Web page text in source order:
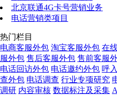
北京联通4G卡号营销业务
电话营销类项目
热门栏目
电商客服外包 淘宝客服外包 在
服外包 售后客服外包 售前客服
电话回访外包 电话邀约外包 呼
查外包 电话调查 行业专项研究
调研 内容审核 数据标注及采集